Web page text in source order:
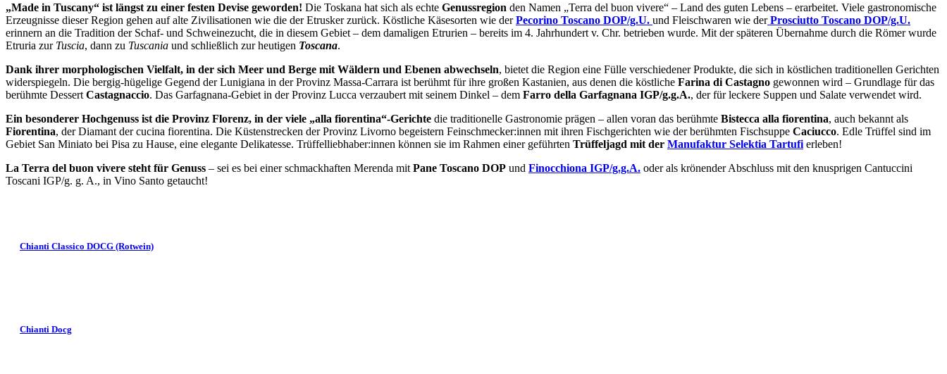
„Made in Tuscany“ ist längst zu einer festen Devise geworden! Die Toskana hat sich als echte Genussregion den Namen „Terra del buon vivere“ – Land des guten Lebens – erarbeitet. Viele gastronomische
Erzeugnisse dieser Region gehen auf alte Zivilisationen wie die der Etrusker zurück. Köstliche Käsesorten wie derPecorino Toscano DOP/g.U. und Fleischwaren wie derProsciutto Toscano DOP/g.U.
erinnern an die Tradition der Schaf- und Schweinezucht, die in diesem Gebiet – dem damaligen Etrurien – bereits im 4. Jahrhundert v. Chr. betrieben wurde. Mit der späteren Übernahme durch die Römer wurde
Etruria zur Tuscia, dann zu Tuscania und schließlich zur heutigen Toscana.
Dank ihrer morphologischen Vielfalt, in der sich Meer und Berge mit Wäldern und Ebenen abwechseln, bietet die Region eine Fülle verschiedener Produkte, die sich in köstlichen traditionellen Gerichten
widerspiegeln. Die bergig-hügelige Gegend der Lunigiana in der Provinz Massa-Carrara ist berühmt für ihre großen Kastanien, aus denen die köstliche Farina di Castagno gewonnen wird – Grundlage für das
berühmte Dessert Castagnaccio. Das Garfagnana-Gebiet in der Provinz Lucca verzaubert mit seinem Dinkel – dem Farro della Garfagnana IGP/g.g.A., der für leckere Suppen und Salate verwendet wird.
Ein besonderer Hochgenuss ist die Provinz Florenz, in der viele „alla fiorentina“-Gerichte die traditionelle Gastronomie prägen – allen voran das berühmte Bistecca alla fiorentina, auch bekannt als
Fiorentina, der Diamant der cucina fiorentina. Die Küstenstrecken der Provinz Livorno begeistern Feinschmecker:innen mit ihren Fischgerichten wie der berühmten Fischsuppe Caciucco. Edle Trüffel sind im
Gebiet San Miniato bei Pisa zu Hause, eine elegante Delikatesse. Trüffelliebhaber:innen können sie im Rahmen einer geführten Trüffeljagd mit der Manufaktur Selektia Tartufi erleben!
La Terra del buon vivere steht für Genuss – sei es bei einer schmackhaften Merenda mit Pane Toscano DOP und Finocchiona IGP/g.g.A. oder als krönender Abschluss mit den knusprigen Cantuccini
Toscani IGP/g. g. A., in Vino Santo getaucht!
Chianti Classico DOCG (Rotwein)
Chianti Docg